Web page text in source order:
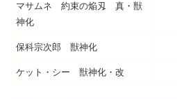
マサムネ 約束の焔刄 真・獣
神化
保科宗次郎 獣神化
ケット・シー 獣神化・改